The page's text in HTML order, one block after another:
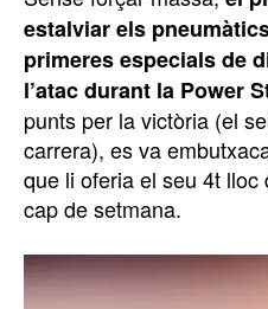
estalviar els
primeres especials de
l’atac durant la Power
punts per la victòria (el
carrera), es va
que li oferia el seu 4t lloc
cap de setmana.